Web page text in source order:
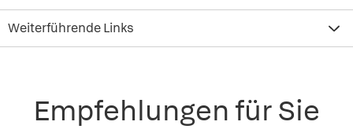
Weiterführende Links
Empfehlungen für Sie